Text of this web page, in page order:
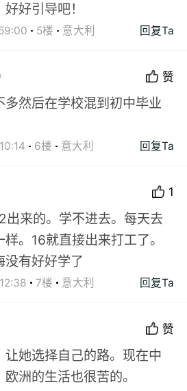
好引导吧！
5楼 意大利 回复Ta
赞
多然后在学校混到初中毕业
6楼 意大利 回复Ta
1
出来的。学不进去。每天去
。16就直接出来打工了。
没有好好学了
7楼 意大利 回复Ta
赞
让她选择自己的路。现在中
洲的生活也很苦的。